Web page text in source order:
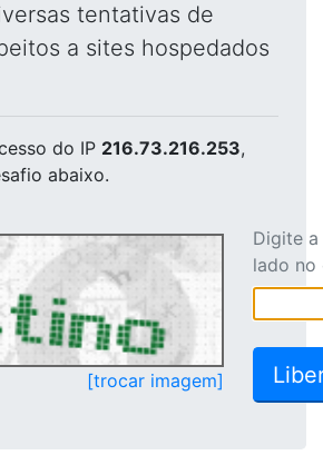
tentativas de
a sites hospedados
do IP 216.73.216.253,
abaixo.
[trocar imagem]
Digite
lado no